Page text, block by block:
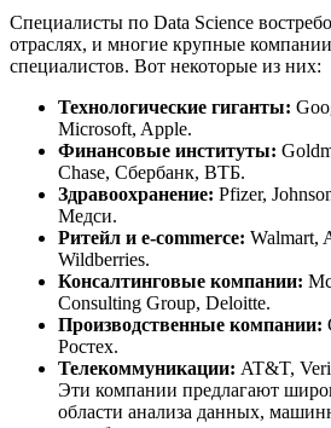
Специалисты по Data Science
отраслях, и многие крупные
специалистов. Вот некоторые из них:
Технологические гиганты:
Microsoft, Apple.
Финансовые институты:
Chase, Сбербанк, ВТБ.
Здравоохранение: Pfizer,
Медси.
Ритейл и e-commerce: Walmart,
Wildberries.
Консалтинговые компании:
Consulting Group, Deloitte.
Производственные компании:
Ростех.
Телекоммуникации: AT&T,
Эти компании предлагают
области анализа данных,